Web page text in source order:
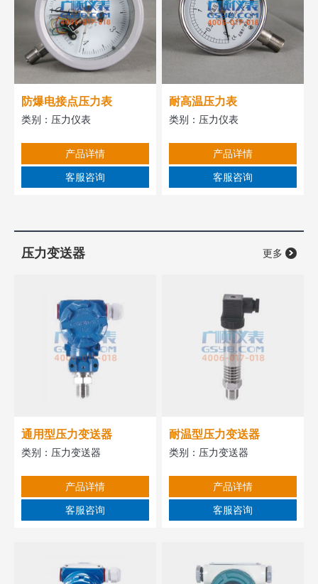
防爆电接点压力表
类别： 压力仪表
产品详情
客服咨询
耐高温压力表
类别： 压力仪表
产品详情
客服咨询
压力变送器 更多
通用型压力变送器
类别： 压力变送器
产品详情
客服咨询
耐温型压力变送器
类别： 压力变送器
产品详情
客服咨询